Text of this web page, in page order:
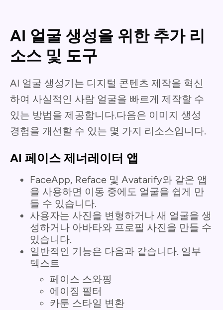
AI 얼굴 생성을 위한 추가 리
소스 및 도구
AI 얼굴 생성기는 디지털 콘텐츠 제작을 혁신
하여 사실적인 사람 얼굴을 빠르게 제작할 수
있는 방법을 제공합니다.다음은 이미지 생성
경험을 개선할 수 있는 몇 가지 리소스입니다.
AI 페이스 제너레이터 앱
FaceApp, Reface 및 Avatarify와 같은 앱
을 사용하면 이동 중에도 얼굴을 쉽게 만
들 수 있습니다.
사용자는 사진을 변형하거나 새 얼굴을 생
성하거나 아바타와 프로필 사진을 만들 수
있습니다.
일반적인 기능은 다음과 같습니다. 일부
텍스트
페이스 스와핑
에이징 필터
카툰 스타일 변환